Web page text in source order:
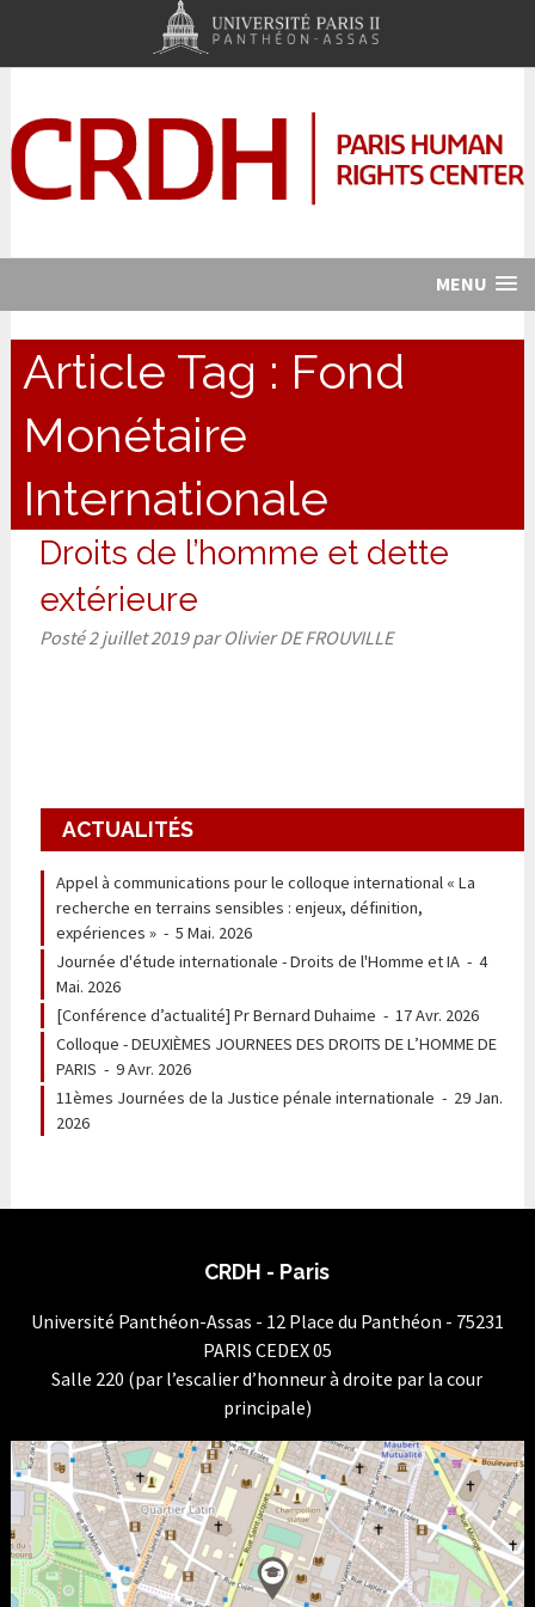
MENU
Article Tag : Fond
Monétaire
Internationale
Droits de l’homme et dette
extérieure
Posté2 juillet 2019 par Olivier DE FROUVILLE
ACTUALITÉS
Appel à communications pour le colloque international « La
recherche en terrains sensibles : enjeux, définition,
expériences »- 5 Mai. 2026
Journée d'étude internationale - Droits de l'Homme et IA- 4
Mai. 2026
[Conférence d’actualité] Pr Bernard Duhaime - 17 Avr. 2026
Colloque - DEUXIÈMES JOURNEES DES DROITS DE L’HOMME DE
PARIS - 9 Avr. 2026
11èmes Journées de la Justice pénale internationale - 29 Jan.
2026
CRDH - Paris
Université Panthéon-Assas - 12 Place du Panthéon - 75231
PARIS CEDEX 05
Salle 220 (par l’escalier d’honneur à droite par la cour
principale)